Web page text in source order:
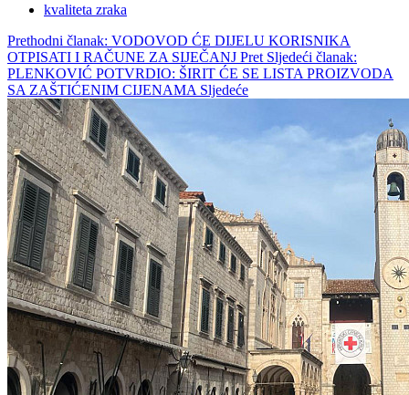
kvaliteta zraka
Prethodni članak: VODOVOD ĆE DIJELU KORISNIKA
OTPISATI I RAČUNE ZA SIJEČANJ Pret Sljedeći članak:
PLENKOVIĆ POTVRDIO: ŠIRIT ĆE SE LISTA PROIZVODA
SA ZAŠTIĆENIM CIJENAMA Sljedeće